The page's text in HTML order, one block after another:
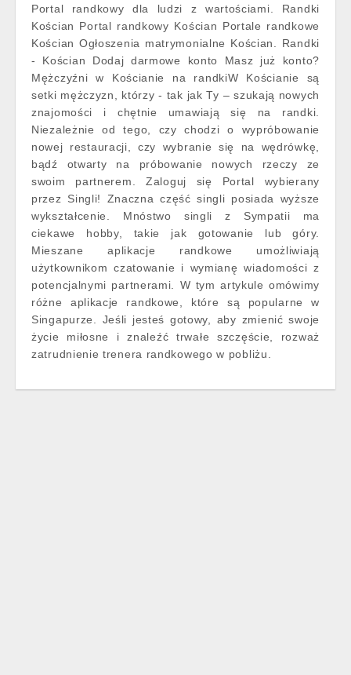
Portal randkowy dla ludzi z wartościami. Randki
Kościan Portal randkowy Kościan Portale randkowe
Kościan Ogłoszenia matrymonialne Kościan. Randki
- Kościan Dodaj darmowe konto Masz już konto?
Mężczyźni w Kościanie na randkiW Kościanie są
setki mężczyzn, którzy - tak jak Ty – szukają nowych
znajomości i chętnie umawiają się na randki.
Niezależnie od tego, czy chodzi o wypróbowanie
nowej restauracji, czy wybranie się na wędrówkę,
bądź otwarty na próbowanie nowych rzeczy ze
swoim partnerem. Zaloguj się Portal wybierany
przez Singli! Znaczna część singli posiada wyższe
wykształcenie. Mnóstwo singli z Sympatii ma
ciekawe hobby, takie jak gotowanie lub góry.
Mieszane aplikacje randkowe umożliwiają
użytkownikom czatowanie i wymianę wiadomości z
potencjalnymi partnerami. W tym artykule omówimy
różne aplikacje randkowe, które są popularne w
Singapurze. Jeśli jesteś gotowy, aby zmienić swoje
życie miłosne i znaleźć trwałe szczęście, rozważ
zatrudnienie trenera randkowego w pobliżu.